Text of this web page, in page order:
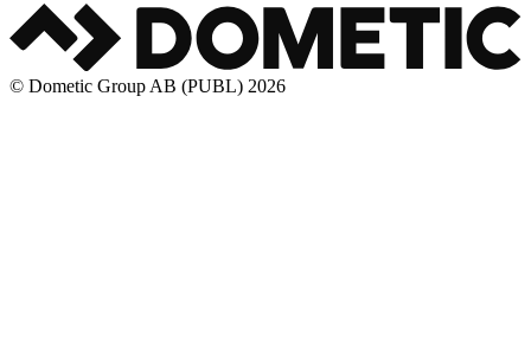
© Dometic Group AB (PUBL) 2026